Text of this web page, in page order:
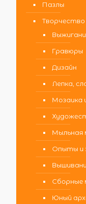
Пазлы
Творчество
Гравюры
Дизайн
Лепка,
Мозаика
Мыльная
Опыты и
Сборные
Юный